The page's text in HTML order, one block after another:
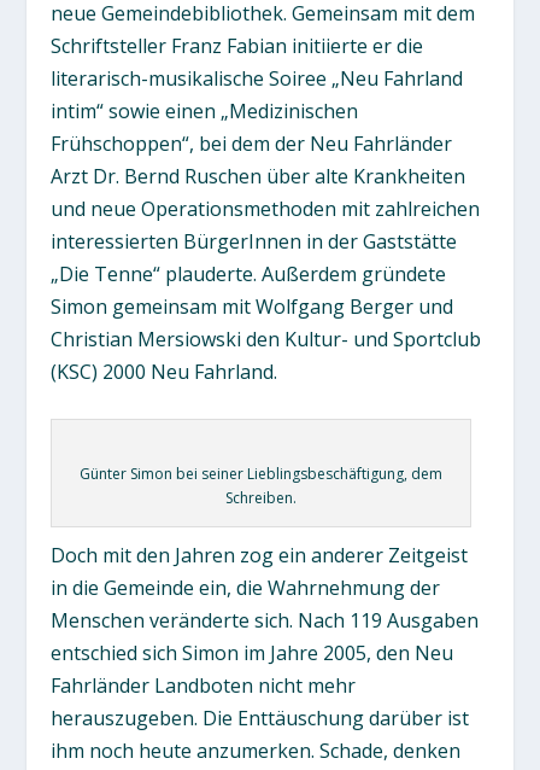
neue Gemeindebibliothek. Gemeinsam mit dem
Schriftsteller Franz Fabian initiierte er die
literarisch-musikalische Soiree „Neu Fahrland
intim“ sowie einen „Medizinischen
Frühschoppen“, bei dem der Neu Fahrländer
Arzt Dr. Bernd Ruschen über alte Krankheiten
und neue Operationsmethoden mit zahlreichen
interessierten BürgerInnen in der Gaststätte
„Die Tenne“ plauderte. Außerdem gründete
Simon gemeinsam mit Wolfgang Berger und
Christian Mersiowski den Kultur- und Sportclub
(KSC) 2000 Neu Fahrland.
Günter Simon bei seiner Lieblingsbeschäftigung, dem
Schreiben.
Doch mit den Jahren zog ein anderer Zeitgeist
in die Gemeinde ein, die Wahrnehmung der
Menschen veränderte sich. Nach 119 Ausgaben
entschied sich Simon im Jahre 2005, den Neu
Fahrländer Landboten nicht mehr
herauszugeben. Die Enttäuschung darüber ist
ihm noch heute anzumerken. Schade, denken